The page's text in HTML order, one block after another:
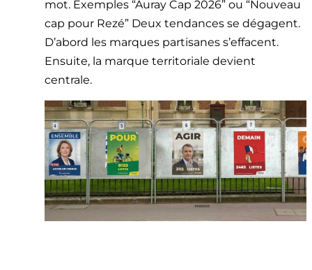
mot. Exemples “Auray Cap 2026” ou “Nouveau
cap pour Rezé” Deux tendances se dégagent.
D’abord les marques partisanes s’effacent.
Ensuite, la marque territoriale devient
centrale.